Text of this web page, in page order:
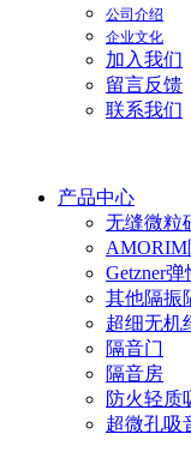
公司介绍
企业文化
加入我们
留言反馈
联系我们
产品中心
无缝微粒
AMORIM
Getzner
其他隔振
超细无机
隔音门
隔音房
防火轻质
超微孔吸